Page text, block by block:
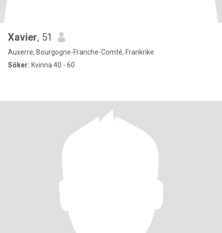
Xavier, 51
Auxerre, Bourgogne-Franche-Comté, Frankrike
Söker: Kvinna 40 - 60